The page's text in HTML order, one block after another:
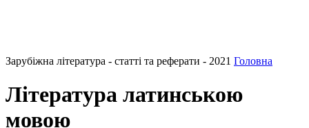
Зарубіжна література - статті та реферати - 2021 Головна
Література латинською
мовою